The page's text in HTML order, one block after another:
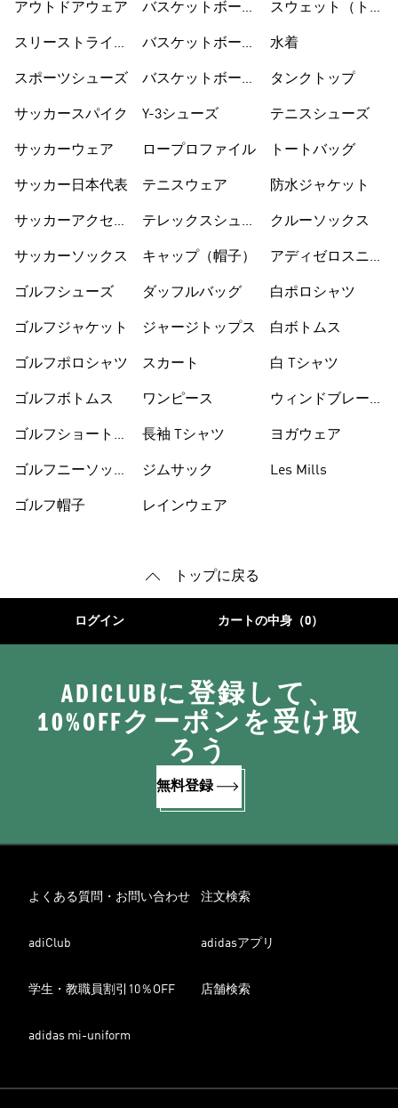
アウトドアウェア
スリーストライプ
スポーツシューズ
サッカースパイク
サッカーウェア
サッカー日本代表
サッカーアクセサ
サッカーソックス
ゴルフシューズ
ゴルフジャケット
ゴルフポロシャツ
ゴルフボトムス
ゴルフショートパ
ゴルフニーソック
ゴルフ帽子
バスケットボール
バスケットボール
バスケットボール
Y-3シューズ
ロープロファイル
テニスウェア
テレックスシュー
キャップ（帽子）
ダッフルバッグ
ジャージトップス
スカート
ワンピース
長袖 Tシャツ
ジムサック
レインウェア
スウェット（トレ
水着
タンクトップ
テニスシューズ
トートバッグ
防水ジャケット
クルーソックス
アディゼロスニー
白ポロシャツ
白ボトムス
白 Tシャツ
ウィンドブレーカ
ヨガウェア
Les Mills
トップに戻る
ログイン カートの中身（0）
ADICLUBに登録して、
10%OFFクーポンを受け取
ろう
無料登録
よくある質問・お問い合わせ 注文検索
adiClub adidasアプリ
学生・教職員割引10％OFF 店舗検索
adidas mi-uniform